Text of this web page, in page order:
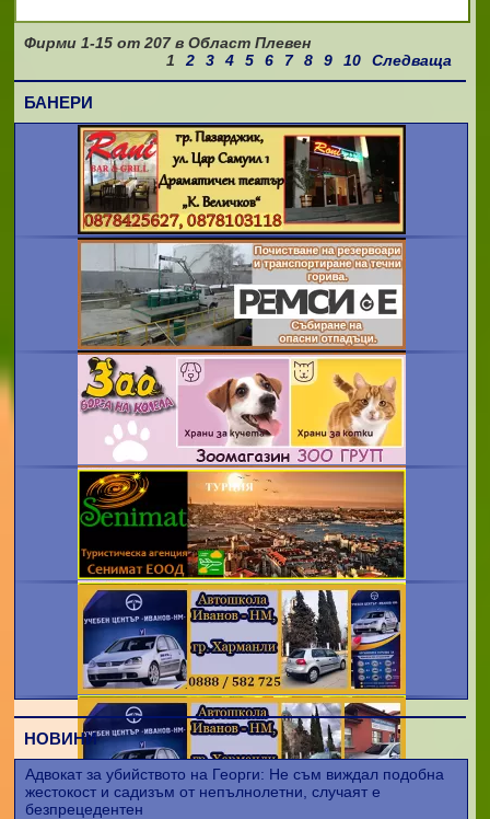
Фирми 1-15от 207в Област Плевен
1
2 3 4 5 6 7 8 9 10 Следваща
БАНЕРИ
НОВИНИ
Адвокат за убийството на Георги: Не съм виждал подобна
жестокост и садизъм от непълнолетни, случаят е
безпрецедентен